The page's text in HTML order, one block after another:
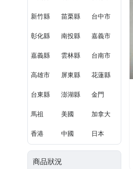
新竹縣 苗栗縣 台中市
彰化縣 南投縣 嘉義市
嘉義縣 雲林縣 台南市
高雄市 屏東縣 花蓮縣
台東縣 澎湖縣 金門
馬祖 美國 加拿大
香港 中國 日本
商品狀況